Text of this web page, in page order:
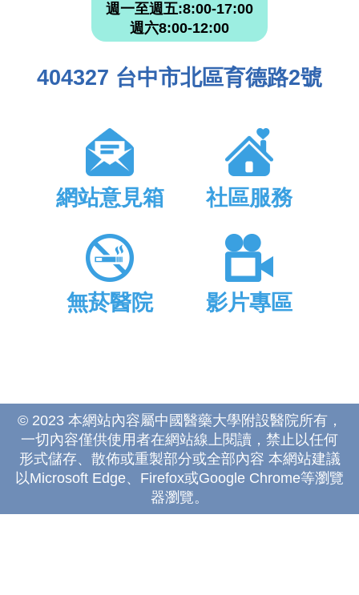
週一至週五:8:00-17:00
週六8:00-12:00
404327 台中市北區育德路2號
網站意見箱 社區服務
無菸醫院 影片專區
© 2023 本網站內容屬中國醫藥大學附設醫院所有，
一切內容僅供使用者在網站線上閱讀，禁止以任何
形式儲存、散佈或重製部分或全部內容 本網站建議
以Microsoft Edge、Firefox或Google Chrome等瀏覽
器瀏覽。